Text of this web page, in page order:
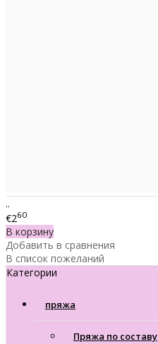
..
€260
В корзину
Добавить в сравнения
В список пожеланий
Категории
пряжа
Пряжа по составу